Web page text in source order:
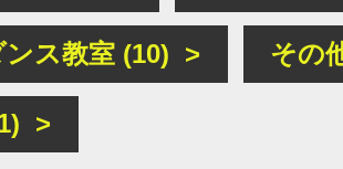
ンス教室 (10) > その
>